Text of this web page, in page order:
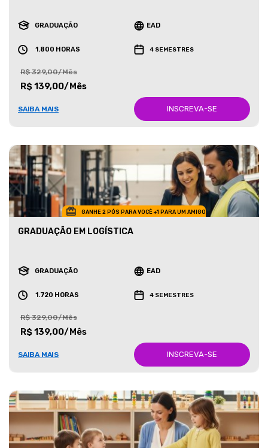
GRADUAÇÃO EAD
1.800 HORAS 4 SEMESTRES
R$ 329,00/Mês
R$ 139,00/Mês
SAIBA MAIS INSCREVA-SE
GANHE 2 PÓS PARA VOCÊ +1 PARA UM AMIGO
GRADUAÇÃO EM LOGÍSTICA
GRADUAÇÃO EAD
1.720 HORAS 4 SEMESTRES
R$ 329,00/Mês
R$ 139,00/Mês
SAIBA MAIS INSCREVA-SE